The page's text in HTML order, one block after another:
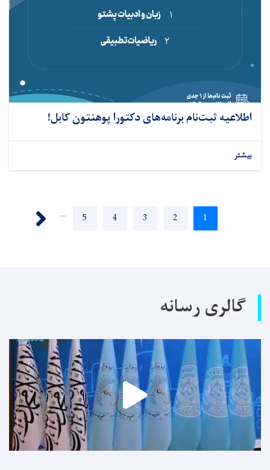
اطلاعیه ثبت‌نام برنامه‌های دکتورا پوهنتون کابل!
بیشتر
Current
1
Page
2
Page
3
Page
4
Page
5
…
گالری رسانه